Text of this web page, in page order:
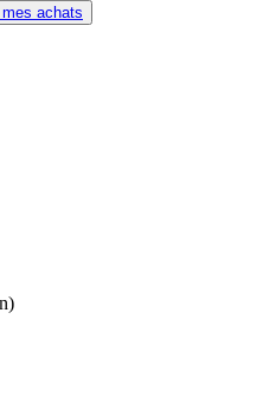
achats